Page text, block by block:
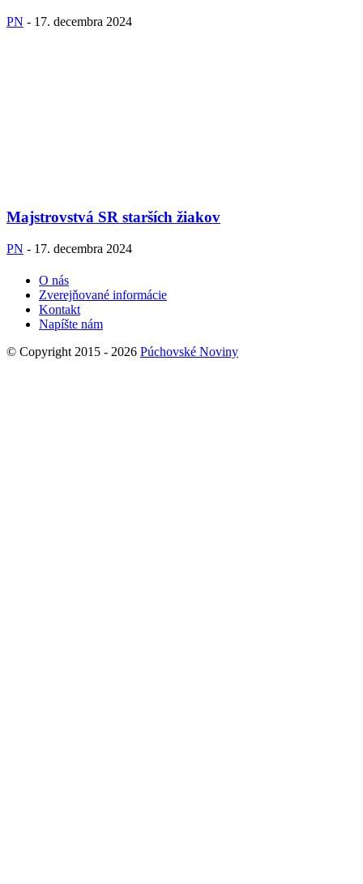
PN - 17. decembra 2024
Majstrovstvá SR starších žiakov
PN - 17. decembra 2024
O nás
Zverejňované informácie
Kontakt
Napíšte nám
© Copyright 2015 - 2026 Púchovské Noviny